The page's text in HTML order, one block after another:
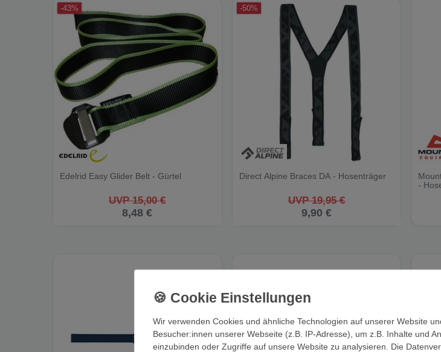
-43%
Edelrid Easy Glider Belt - Gürtel
UVP 15,00 €
8,48 €
-50%
Direct Alpine Braces DA - Hosenträger
UVP 19,95 €
9,90 €
-
Wir verwenden Cookies und ähnliche Technologien auf unserer Website
Besucher:innen unserer Webseite (z.B. IP-Adresse), um z.B. Inhalte und
einzubinden oder Zugriffe auf unsere Website zu analysieren. Die